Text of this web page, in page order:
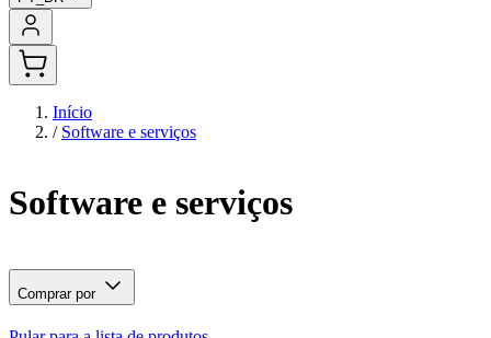
Início
/ Software e serviços
Software e serviços
Comprar por